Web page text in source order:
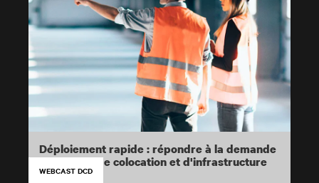
Déploiement rapide : répondre à la demande
croissante de colocation et d'infrastructure
edge
WEBCAST DCD